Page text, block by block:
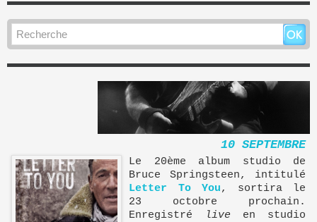
10 SEPTEMBRE
Le 20ème album studio de
Bruce Springsteen, intitulé
Letter To You, sortira le
23 octobre prochain.
Enregistré
live en studio